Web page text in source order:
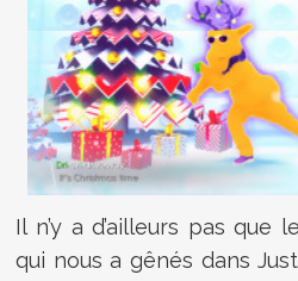
Il n’y a d’ailleurs pas que
qui nous a gênés dans